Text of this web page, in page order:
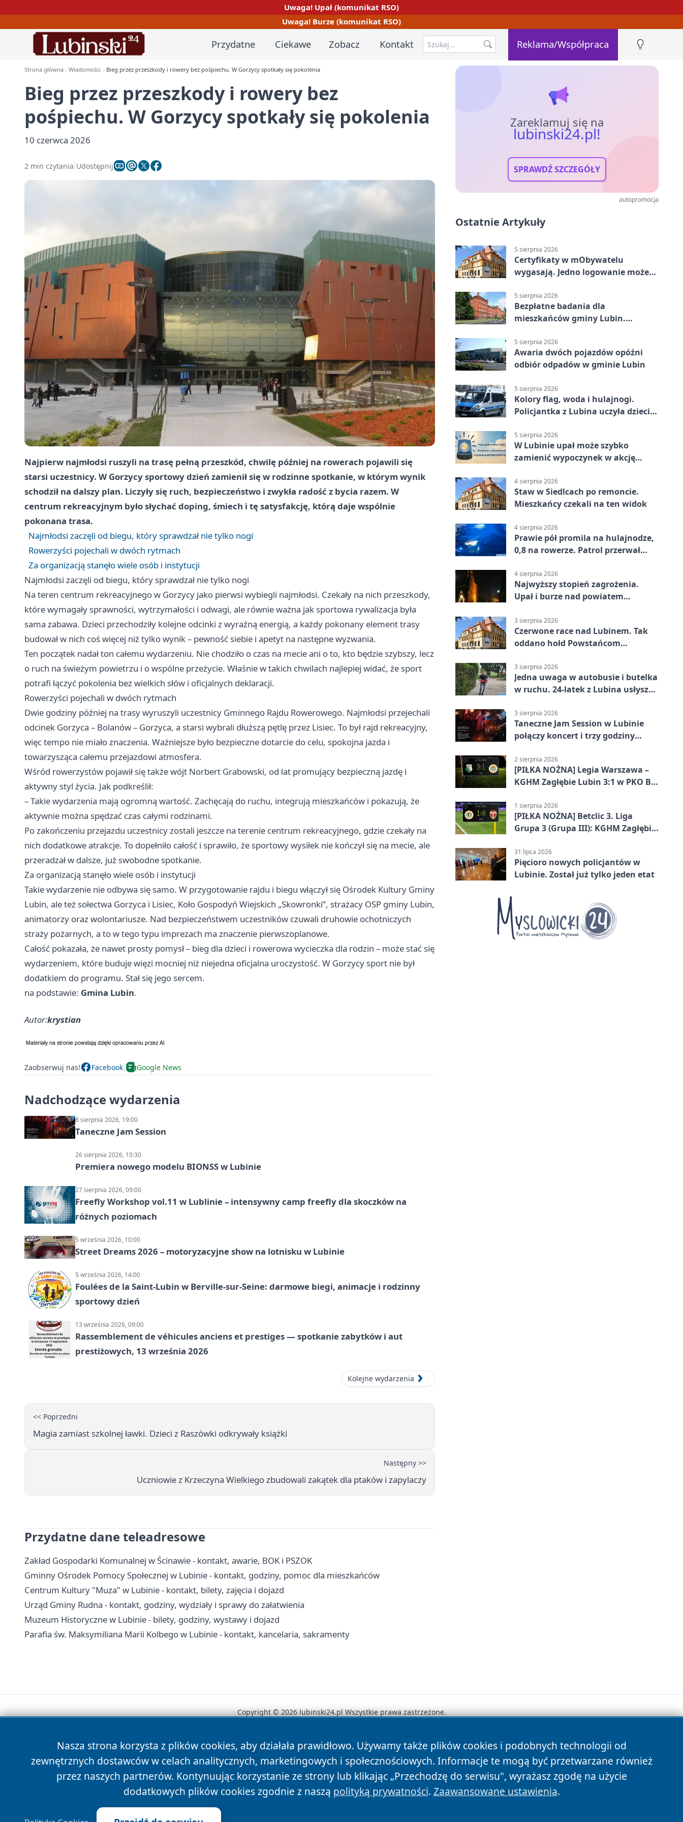
Uwaga! Upał (komunikat RSO)
Uwaga! Burze (komunikat RSO)
Przydatne Ciekawe Zobacz Kontakt Reklama/Współpraca
Strona główna Wiadomości Bieg przez przeszkody i rowery bez pośpiechu. W Gorzycy spotkały się pokolenia
Bieg przez przeszkody i rowery bez
pośpiechu. W Gorzycy spotkały się pokolenia
10 czerwca 2026
2 min czytania Udostępnij
Najpierw najmłodsi ruszyli na trasę pełną przeszkód, chwilę później na rowerach pojawili się
starsi uczestnicy. W Gorzycy sportowy dzień zamienił się w rodzinne spotkanie, w którym wynik
schodził na dalszy plan. Liczyły się ruch, bezpieczeństwo i zwykła radość z bycia razem. W
centrum rekreacyjnym było słychać doping, śmiech i tę satysfakcję, którą daje wspólnie
pokonana trasa.
Najmłodsi zaczęli od biegu, który sprawdzał nie tylko nogi
Rowerzyści pojechali w dwóch rytmach
Za organizacją stanęło wiele osób i instytucji
Najmłodsi zaczęli od biegu, który sprawdzał nie tylko nogi
Na teren centrum rekreacyjnego w Gorzycy jako pierwsi wybiegli najmłodsi. Czekały na nich przeszkody,
które wymagały sprawności, wytrzymałości i odwagi, ale równie ważna jak sportowa rywalizacja była
sama zabawa. Dzieci przechodziły kolejne odcinki z wyraźną energią, a każdy pokonany element trasy
budował w nich coś więcej niż tylko wynik – pewność siebie i apetyt na następne wyzwania.
Ten początek nadał ton całemu wydarzeniu. Nie chodziło o czas na mecie ani o to, kto będzie szybszy, lecz
o ruch na świeżym powietrzu i o wspólne przeżycie. Właśnie w takich chwilach najlepiej widać, że sport
potrafi łączyć pokolenia bez wielkich słów i oficjalnych deklaracji.
Rowerzyści pojechali w dwóch rytmach
Dwie godziny później na trasy wyruszyli uczestnicy Gminnego Rajdu Rowerowego. Najmłodsi przejechali
odcinek Gorzyca – Bolanów – Gorzyca, a starsi wybrali dłuższą pętlę przez Lisiec. To był rajd rekreacyjny,
więc tempo nie miało znaczenia. Ważniejsze było bezpieczne dotarcie do celu, spokojna jazda i
towarzysząca całemu przejazdowi atmosfera.
Wśród rowerzystów pojawił się także wójt Norbert Grabowski, od lat promujący bezpieczną jazdę i
aktywny styl życia. Jak podkreślił:
– Takie wydarzenia mają ogromną wartość. Zachęcają do ruchu, integrują mieszkańców i pokazują, że
aktywnie można spędzać czas całymi rodzinami.
Po zakończeniu przejazdu uczestnicy zostali jeszcze na terenie centrum rekreacyjnego, gdzie czekały na
nich dodatkowe atrakcje. To dopełniło całość i sprawiło, że sportowy wysiłek nie kończył się na mecie, ale
przeradzał w dalsze, już swobodne spotkanie.
Za organizacją stanęło wiele osób i instytucji
Takie wydarzenie nie odbywa się samo. W przygotowanie rajdu i biegu włączył się Ośrodek Kultury Gminy
Lubin, ale też sołectwa Gorzyca i Lisiec, Koło Gospodyń Wiejskich „Skowronki”, strażacy OSP gminy Lubin,
animatorzy oraz wolontariusze. Nad bezpieczeństwem uczestników czuwali druhowie ochotniczych
straży pożarnych, a to w tego typu imprezach ma znaczenie pierwszoplanowe.
Całość pokazała, że nawet prosty pomysł – bieg dla dzieci i rowerowa wycieczka dla rodzin – może stać się
wydarzeniem, które buduje więzi mocniej niż niejedna oficjalna uroczystość. W Gorzycy sport nie był
dodatkiem do programu. Stał się jego sercem.
na podstawie: Gmina Lubin.
Autor:krystian
Zaobserwuj nas! Facebook Google News
Nadchodzące wydarzenia
8 sierpnia 2026, 19:00
Taneczne Jam Session
26 sierpnia 2026, 10:30
Premiera nowego modelu BIONSS w Lubinie
27 sierpnia 2026, 09:00
Freefly Workshop vol.11 w Lublinie – intensywny camp freefly dla skoczków na
różnych poziomach
5 września 2026, 10:00
Street Dreams 2026 – motoryzacyjne show na lotnisku w Lubinie
5 września 2026, 14:00
Foulées de la Saint-Lubin w Berville-sur-Seine: darmowe biegi, animacje i rodzinny
sportowy dzień
13 września 2026, 09:00
Rassemblement de véhicules anciens et prestiges — spotkanie zabytków i aut
prestiżowych, 13 września 2026
Kolejne wydarzenia
<< Poprzedni
Magia zamiast szkolnej ławki. Dzieci z Raszówki odkrywały książki
Następny >>
Uczniowie z Krzeczyna Wielkiego zbudowali zakątek dla ptaków i zapylaczy
Przydatne dane teleadresowe
Zakład Gospodarki Komunalnej w Ścinawie - kontakt, awarie, BOK i PSZOK
Gminny Ośrodek Pomocy Społecznej w Lubinie - kontakt, godziny, pomoc dla mieszkańców
Centrum Kultury "Muza" w Lubinie - kontakt, bilety, zajęcia i dojazd
Urząd Gminy Rudna - kontakt, godziny, wydziały i sprawy do załatwienia
Muzeum Historyczne w Lubinie - bilety, godziny, wystawy i dojazd
Parafia św. Maksymiliana Marii Kolbego w Lubinie - kontakt, kancelaria, sakramenty
Zareklamuj się na
lubinski24.pl!
SPRAWDŹ SZCZEGÓŁY
autopromocja
Ostatnie Artykuły
5 sierpnia 2026
Certyfikaty w mObywatelu
wygasają. Jedno logowanie może
5 sierpnia 2026
Bezpłatne badania dla
mieszkańców gminy Lubin.
5 sierpnia 2026
Awaria dwóch pojazdów opóźni
odbiór odpadów w gminie Lubin
5 sierpnia 2026
Kolory flag, woda i hulajnogi.
Policjantka z Lubina uczyła dzieci
5 sierpnia 2026
W Lubinie upał może szybko
zamienić wypoczynek w akcję
4 sierpnia 2026
Staw w Siedlcach po remoncie.
Mieszkańcy czekali na ten widok
4 sierpnia 2026
Prawie pół promila na hulajnodze,
0,8 na rowerze. Patrol przerwał
4 sierpnia 2026
Najwyższy stopień zagrożenia.
Upał i burze nad powiatem
3 sierpnia 2026
Czerwone race nad Lubinem. Tak
oddano hołd Powstańcom
3 sierpnia 2026
Jedna uwaga w autobusie i butelka
w ruchu. 24-latek z Lubina usłyszał
3 sierpnia 2026
Taneczne Jam Session w Lubinie
połączy koncert i trzy godziny
2 sierpnia 2026
[PIŁKA NOŻNA] Legia Warszawa –
KGHM Zagłębie Lubin 3:1 w PKO BP
trzymali wynik, ale wracają bez
punktów
1 sierpnia 2026
[PIŁKA NOŻNA] Betclic 3. Liga
Grupa 3 (Grupa III): KGHM Zagłębie
31 lipca 2026
Pięcioro nowych policjantów w
Lubinie. Został już tylko jeden etat
Nasza strona korzysta z plików cookies, aby działała prawidłowo. Używamy także plików cookies i podobnych technologii od
zewnętrznych dostawców w celach analitycznych, marketingowych i społecznościowych. Informacje te mogą być przetwarzane również
przez naszych partnerów. Kontynuując korzystanie ze strony lub klikając „Przechodzę do serwisu", wyrażasz zgodę na użycie
dodatkowych plików cookies zgodnie z naszą polityką prywatności. Zaawansowane ustawienia.
Copyright © 2026 lubinski24.pl Wszystkie prawa zastrzeżone.
News Autorzy Polityka Prywatności Polityka Cookies